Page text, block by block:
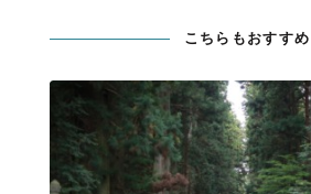
こちらもおすすめ